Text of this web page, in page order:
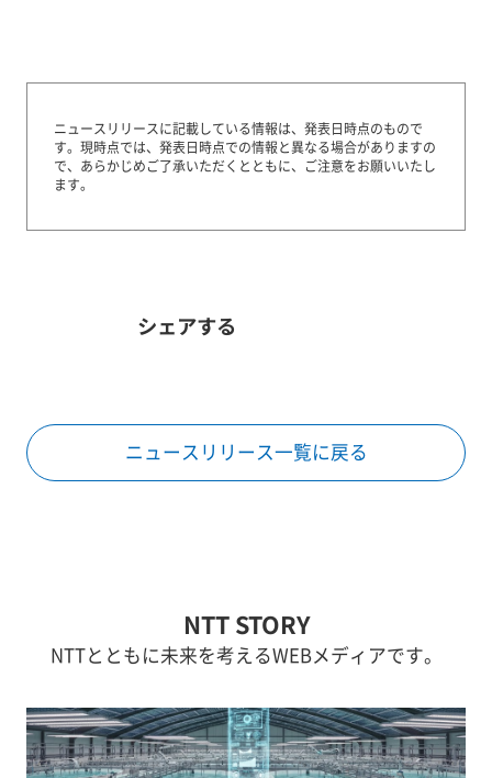
ニュースリリースに記載している情報は、発表日時点のもので
す。 現時点では、発表日時点での情報と異なる場合がありますの
で、あらかじめご了承いただくとともに、ご注意をお願いいたし
ます。
シェアする
ニュースリリース一覧に戻る
NTT STORY
NTTとともに未来を考えるWEBメディアです。